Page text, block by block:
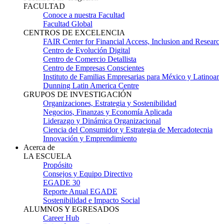
FACULTAD
Conoce a nuestra Facultad
Facultad Global
CENTROS DE EXCELENCIA
FAIR Center for Financial Access, Inclusion and
Centro de Evolución Digital
Centro de Comercio Detallista
Centro de Empresas Conscientes
Instituto de Familias Empresarias para México y
Dunning Latin America Centre
GRUPOS DE INVESTIGACIÓN
Organizaciones, Estrategia y Sostenibilidad
Negocios, Finanzas y Economía Aplicada
Liderazgo y Dinámica Organizacional
Ciencia del Consumidor y Estrategia de Mercadotecnia
Innovación y Emprendimiento
Acerca de
LA ESCUELA
Propósito
Consejos y Equipo Directivo
EGADE 30
Reporte Anual EGADE
Sostenibilidad e Impacto Social
ALUMNOS Y EGRESADOS
Career Hub